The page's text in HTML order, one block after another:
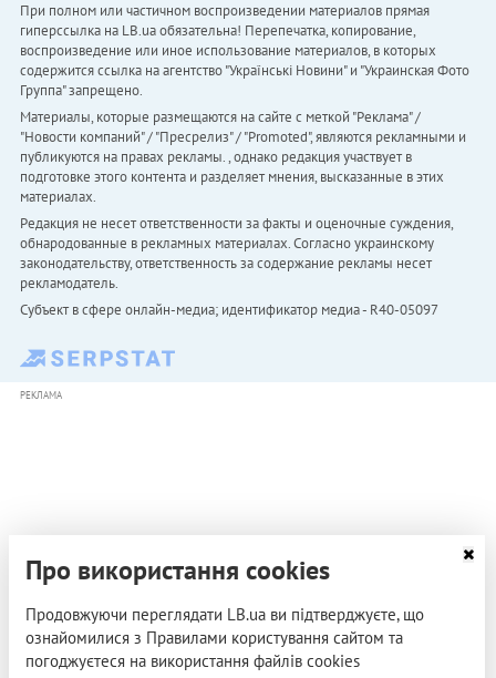
При полном или частичном воспроизведении материалов прямая
гиперссылка на LB.ua обязательна! Перепечатка, копирование,
воспроизведение или иное использование материалов, в которых
содержится ссылка на агентство "Українськi Новини" и "Украинская Фото
Группа" запрещено.
Материалы, которые размещаются на сайте с меткой "Реклама" /
"Новости компаний" / "Пресрелиз" / "Promoted", являются рекламными и
публикуются на правах рекламы. , однако редакция участвует в
подготовке этого контента и разделяет мнения, высказанные в этих
материалах.
Редакция не несет ответственности за факты и оценочные суждения,
обнародованные в рекламных материалах. Согласно украинскому
законодательству, ответственность за содержание рекламы несет
рекламодатель.
Субъект в сфере онлайн-медиа; идентификатор медиа - R40-05097
РЕКЛАМА
Про використання cookies
Продовжуючи переглядати LB.ua ви підтверджуєте, що
ознайомилися з Правилами користування сайтом та
погоджуєтеся на використання файлів cookies